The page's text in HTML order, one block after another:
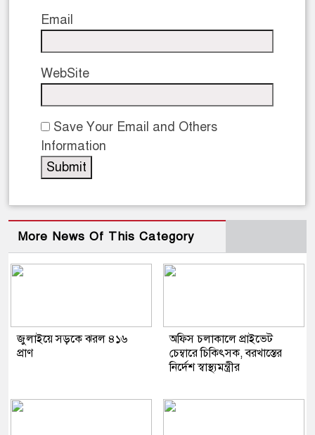
Email
WebSite
Save Your Email and Others
Information
More News Of This Category
জুলাইয়ে সড়কে ঝরল ৪১৬
প্রাণ
অফিস চলাকালে প্রাইভেট
চেম্বারে চিকিৎসক, বরখাস্তের
নির্দেশ স্বাস্থ্যমন্ত্রীর